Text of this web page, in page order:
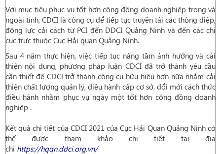
Với mục tiêu phục vụ tốt hơn cộng đồng doanh nghiệp trong và
ngoài tỉnh, CDCI là công cụ để tiếp tục truyền tải các thông điệp,
động lực cải cách từ PCI đến DDCI Quảng Ninh và đến các chi
cục trực thuộc Cục Hải quan Quảng Ninh.
Sau 4 năm thực hiện, việc tiếp tục nâng tầm ảnh hưởng và cải
thiện nội dung, phương pháp luận CDCI đã trở thành yêu cầu
cần thiết để CDCI trở thành công cụ hữu hiệu hơn nữa nhằm cải
thiện chất lượng quản lý, điều hành cấp cơ sở, đổi mới cách thức
điều hành nhằm phục vụ ngày một tốt hơn cộng đồng doanh
nghiệp .
Kết quả chi tiết của CDCI 2021 của Cục Hải Quan Quảng Ninh có
thể được tham khảo chi tiết tại địa
chỉ https://hqqn.ddci.org.vn/